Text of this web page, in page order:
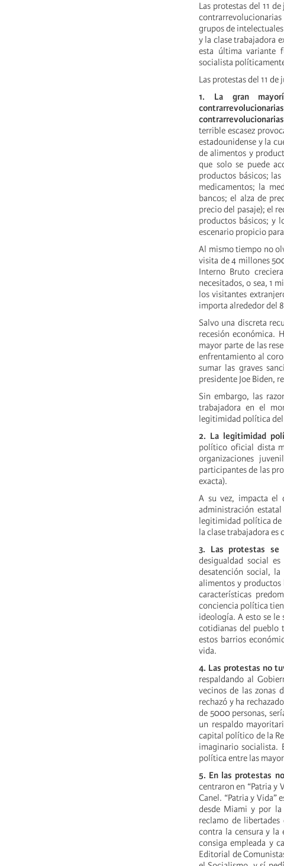
Las protestas del 11
grupos de
y la clase trabajadora
esta última variante
socialista
Las protestas del 11
1. La gran
terrible escasez
estadounidense y la
de alimentos y
que solo se puede
productos básicos;
medicamentos; la
bancos; el alza de
precio del pasaje); el
productos básicos; y
escenario propicio
Al mismo tiempo no
visita de 4 millones
Interno Bruto
necesitados, o sea, 1
los visitantes
importa alrededor del
Salvo una discreta
recesión económica.
mayor parte de las
enfrentamiento al
sumar las graves
presidente Joe Biden,
Sin embargo, las
trabajadora en el
legitimidad política
2. La legitimidad
político oficial dista
organizaciones
participantes de las
exacta).
A su vez, impacta el
administración
legitimidad política de
la clase trabajadora es
3. Las protestas se
desigualdad social
desatención social,
alimentos y productos
características
conciencia política
ideología. A esto se le
cotidianas del pueblo
estos barrios
vida.
4. Las protestas no
respaldando al
vecinos de las zonas
rechazó y ha
de 5000 personas,
un respaldo
capital político de la
imaginario socialista.
política entre las
5. En las protestas
centraron en “Patria y
Canel. “Patria y Vida”
desde Miami y por la
reclamo de
contra la censura y la
consiga empleada y
Editorial de